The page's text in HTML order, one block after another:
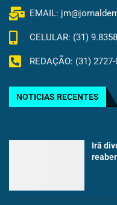
EMAIL:
CELULAR: (31)
REDAÇÃO: (31)
NOTICIAS RECENTES
Irã